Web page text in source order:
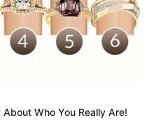
Who You Really Are!